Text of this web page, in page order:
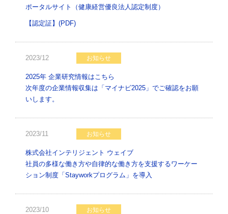
ポータルサイト（健康経営優良法人認定制度）
【認定証】(PDF)
2023/12 お知らせ
2025年 企業研究情報はこちら
次年度の企業情報収集は「マイナビ2025」でご確認をお願
いします。
2023/11 お知らせ
株式会社インテリジェント ウェイブ
社員の多様な働き方や自律的な働き方を支援するワーケー
ション制度「Stayworkプログラム」を導入
2023/10 お知らせ